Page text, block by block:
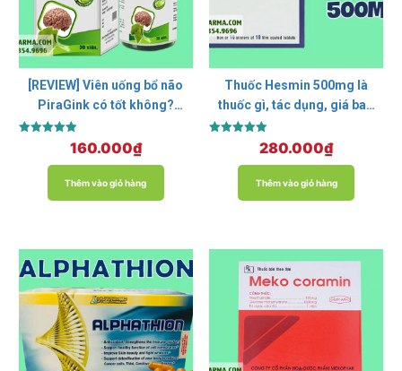
[REVIEW] Viên uống bổ não
PiraGink có tốt không?
Thành phần, Giá bán
Được xếp
5.00
160.000₫
Thêm vào giỏ hàng
Thuốc Hesmin 500mg là
thuốc gì, tác dụng, giá bao
Được xếp
5.00
280.000₫
Thêm vào giỏ hàng